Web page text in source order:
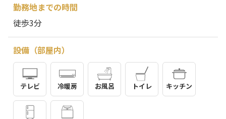
勤務地までの時間
徒歩3分
設備（部屋内）
テレビ 冷暖房 お風呂 トイレ キッチン